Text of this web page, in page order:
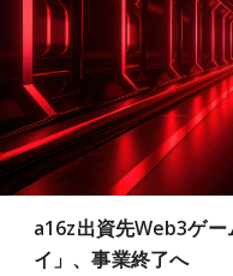
a16z出資先Web3ゲ
イ」、事業終了へ